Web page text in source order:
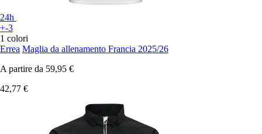
24h
+-3
1 colori
Errea Maglia da allenamento Francia 2025/26
A partire da 59,95 €
42,77 €